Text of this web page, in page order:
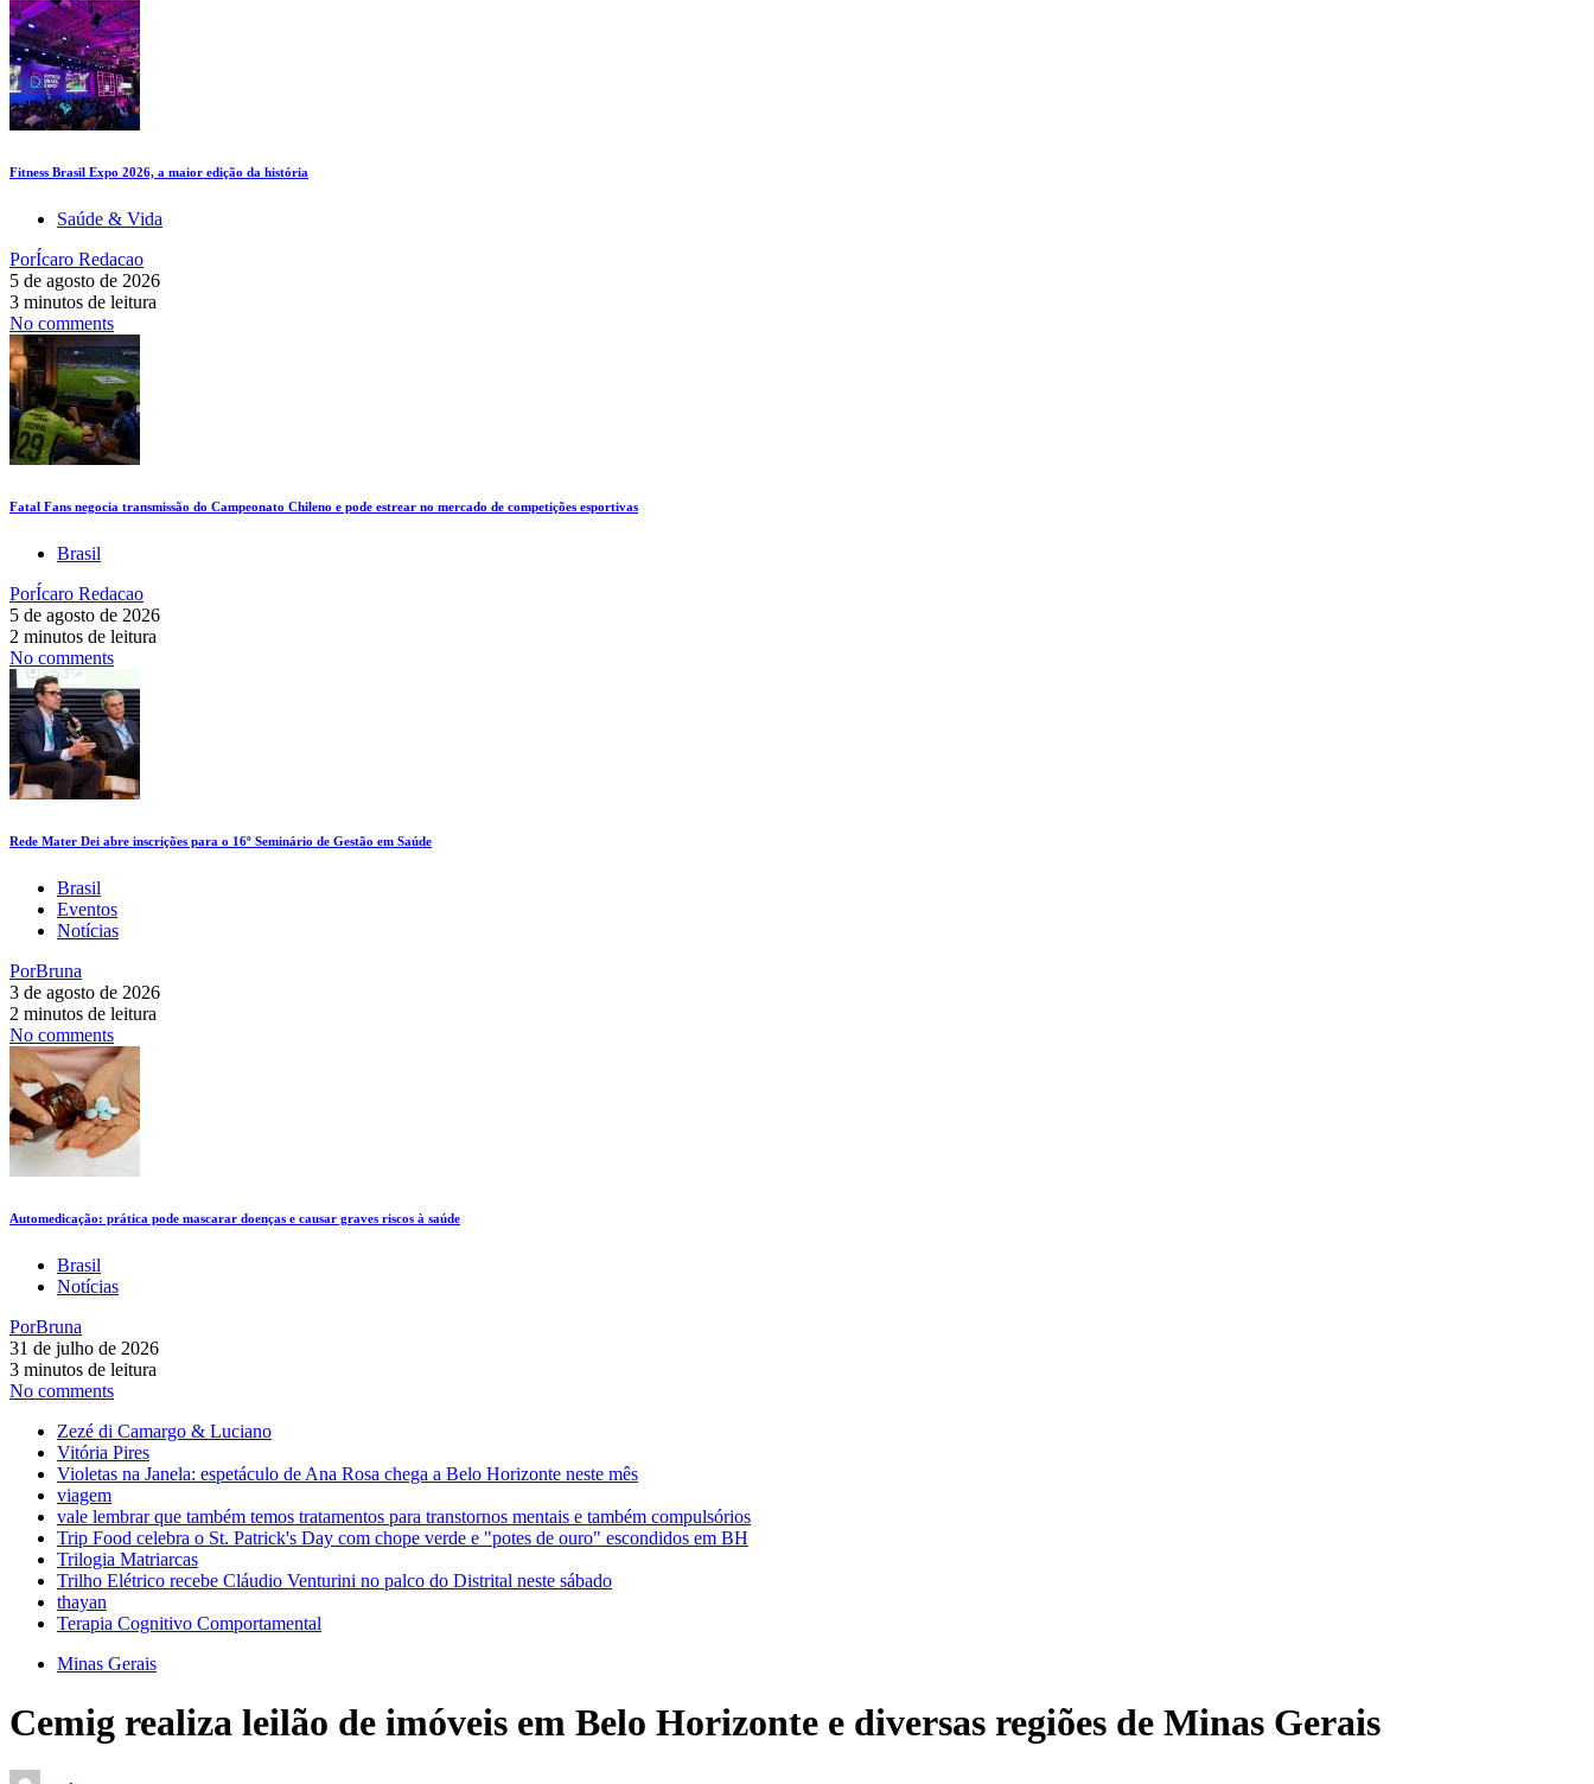
Fitness Brasil Expo 2026, a maior edição da história
Saúde & Vida
PorÍcaro Redacao
5 de agosto de 2026
3 minutos de leitura
No comments
Fatal Fans negocia transmissão do Campeonato Chileno e pode estrear no mercado de competições esportivas
Brasil
PorÍcaro Redacao
5 de agosto de 2026
2 minutos de leitura
No comments
Rede Mater Dei abre inscrições para o 16º Seminário de Gestão em Saúde
Brasil
Eventos
Notícias
PorBruna
3 de agosto de 2026
2 minutos de leitura
No comments
Automedicação: prática pode mascarar doenças e causar graves riscos à saúde
Brasil
Notícias
PorBruna
31 de julho de 2026
3 minutos de leitura
No comments
Zezé di Camargo & Luciano
Vitória Pires
Violetas na Janela: espetáculo de Ana Rosa chega a Belo Horizonte neste mês
viagem
vale lembrar que também temos tratamentos para transtornos mentais e também compulsórios
Trip Food celebra o St. Patrick's Day com chope verde e "potes de ouro" escondidos em BH
Trilogia Matriarcas
Trilho Elétrico recebe Cláudio Venturini no palco do Distrital neste sábado
thayan
Terapia Cognitivo Comportamental
Minas Gerais
Cemig realiza leilão de imóveis em Belo Horizonte e diversas regiões de Minas Gerais